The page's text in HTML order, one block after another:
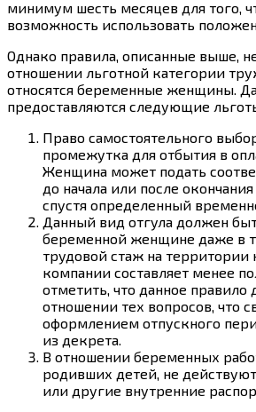
минимум шесть месяцев для того,
возможность использовать
Однако правила, описанные выше,
отношении льготной категории
относятся беременные женщины.
предоставляются следующие
Право самостоятельного
промежутка для отбытия в
Женщина может подать
до начала или после
спустя определенный
Данный вид отгула должен
беременной женщине даже в
трудовой стаж на территории
компании составляет менее
отметить, что данное правило
отношении тех вопросов, что
оформлением отпускного
из декрета.
В отношении беременных
родивших детей, не
или другие внутренние